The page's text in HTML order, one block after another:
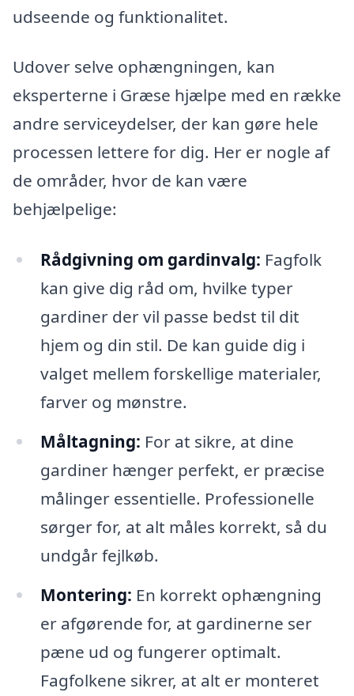
udseende og funktionalitet.
Udover selve ophængningen, kan
eksperterne i Græse hjælpe med en række
andre serviceydelser, der kan gøre hele
processen lettere for dig. Her er nogle af
de områder, hvor de kan være
behjælpelige:
Rådgivning om gardinvalg: Fagfolk
kan give dig råd om, hvilke typer
gardiner der vil passe bedst til dit
hjem og din stil. De kan guide dig i
valget mellem forskellige materialer,
farver og mønstre.
Måltagning: For at sikre, at dine
gardiner hænger perfekt, er præcise
målinger essentielle. Professionelle
sørger for, at alt måles korrekt, så du
undgår fejlkøb.
Montering: En korrekt ophængning
er afgørende for, at gardinerne ser
pæne ud og fungerer optimalt.
Fagfolkene sikrer, at alt er monteret